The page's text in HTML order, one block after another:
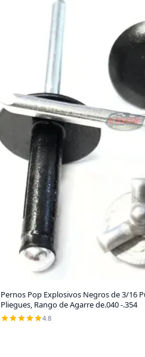
Pernos Pop Explosivos Negros de 3/16
Pliegues, Rango de Agarre de.040 -.354
4.8